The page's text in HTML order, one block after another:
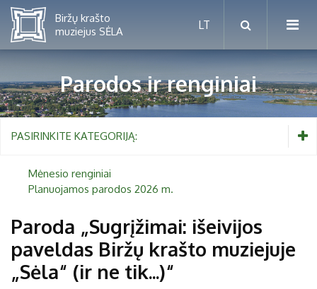
Mėnesio renginiai
Vaikams nuo 5 iki 10 metų
Paaugliams nuo 11 iki 18 metų
Suaugusiems
Proistorė
Etnografija
Parodos ir renginiai
PASIRINKITE KATEGORIJĄ:
Mėnesio renginiai
Planuojamos parodos 2026 m.
Paroda „Sugrįžimai: išeivijos
paveldas Biržų krašto muziejuje
„Sėla“ (ir ne tik...)“